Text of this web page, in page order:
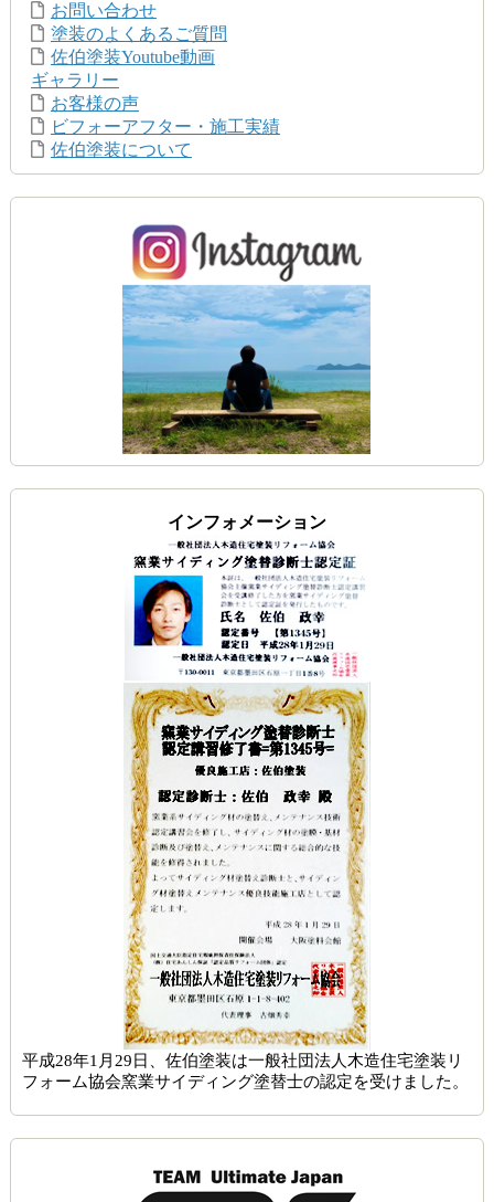
お問い合わせ
塗装のよくあるご質問
佐伯塗装Youtube動画
ギャラリー
お客様の声
ビフォーアフター・施工実績
佐伯塗装について
インフォメーション
平成28年1月29日、佐伯塗装は一般社団法人木造住宅塗装リ
フォーム協会窯業サイディング塗替士の認定を受けました。